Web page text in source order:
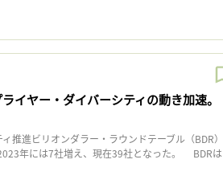
イヤー・ダイバーシティの動き加速。
推進ビリオンダラー・ラウンドテーブル（BDR）
年には7社増え、現在39社となった。 BDRは